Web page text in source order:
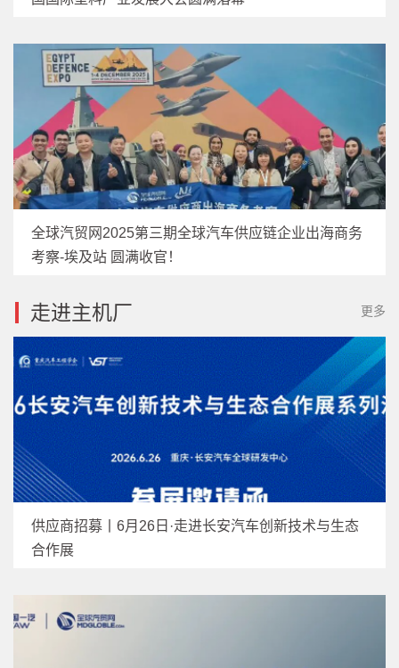
全球汽贸网2025第三期全球汽车供应链企业出海商务
考察-埃及站 圆满收官！
走进主机厂 更多
供应商招募丨6月26日·走进长安汽车创新技术与生态
合作展